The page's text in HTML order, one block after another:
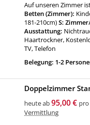
Auf unseren Zimmer
Betten (Zimmer):
181-210cm)S:
Ausstattung:
Haartrockner,
TV, Telefon
Belegung: 1-2
Doppelzimmer
heute ab95,00 €
Vermittlung